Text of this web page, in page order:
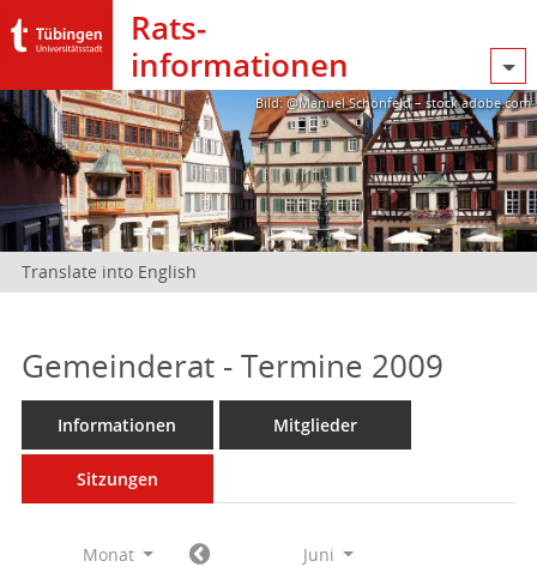
Rats­
informationen
Bild: @Manuel Schönfeld – stock.adobe.com
Translate into English
Gemeinderat - Termine 2009
Informationen Mitglieder
Sitzungen
Monat
Juni